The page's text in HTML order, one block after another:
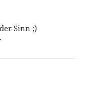
Sinn ;)